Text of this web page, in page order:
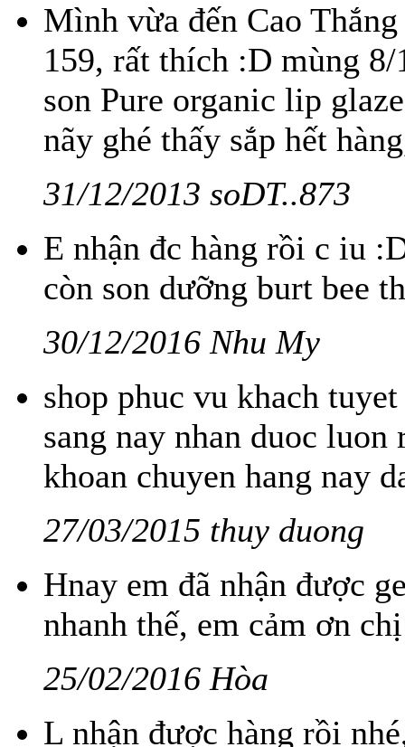
Mình vừa đến Cao
159, rất thích :D mùng
son Pure organic lip
nãy ghé thấy sắp hết
31/12/2013 soDT..873
E nhận đc hàng rồi c iu
còn son dưỡng burt bee
30/12/2016 Nhu My
shop phuc vu khach
sang nay nhan duoc
khoan chuyen hang nay
27/03/2015 thuy duong
Hnay em đã nhận được
nhanh thế, em cảm ơn
25/02/2016 Hòa
L nhận được hàng rồi